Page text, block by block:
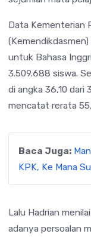
Data Kementerian
untuk Bahasa
3.509.688 siswa.
di angka 36,10 dari
mencatat rerata
Baca Juga:
KPK, Ke Mana
Lalu Hadrian
adanya persoalan